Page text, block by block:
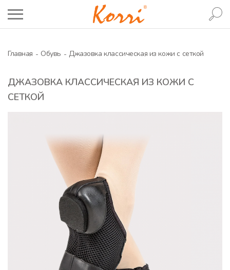
Главная Обувь Джазовка классическая из кожи с сеткой
ДЖАЗОВКА КЛАССИЧЕСКАЯ ИЗ КОЖИ С
СЕТКОЙ